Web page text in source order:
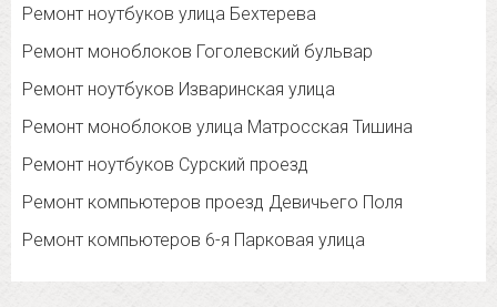
Ремонт ноутбуков улица Бехтерева
Ремонт моноблоков Гоголевский бульвар
Ремонт ноутбуков Изваринская улица
Ремонт моноблоков улица Матросская Тишина
Ремонт ноутбуков Сурский проезд
Ремонт компьютеров проезд Девичьего Поля
Ремонт компьютеров 6-я Парковая улица